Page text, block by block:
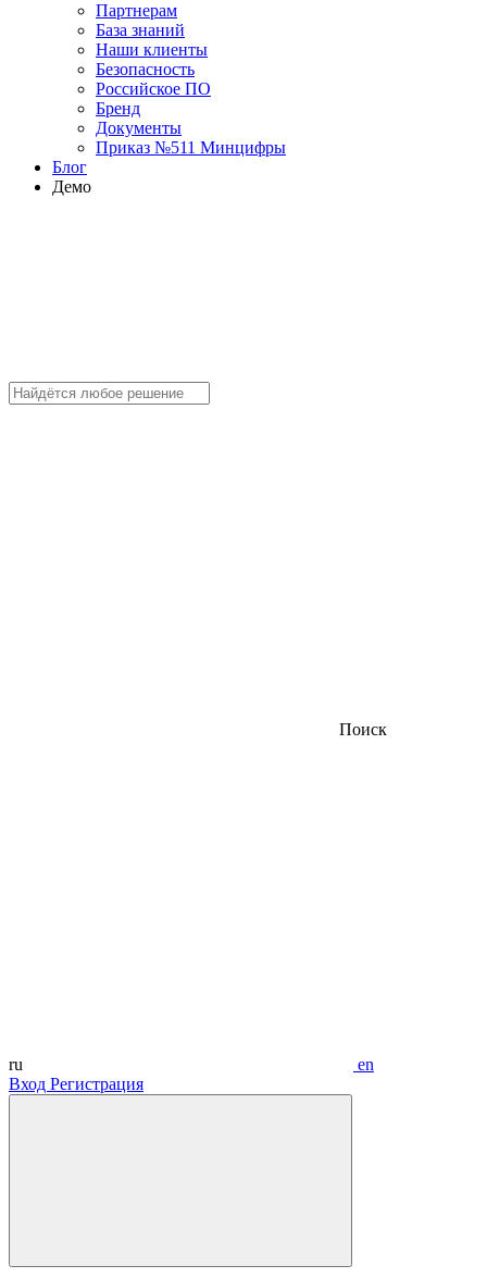
Партнерам
База знаний
Наши клиенты
Безопасность
Российское ПО
Бренд
Документы
Приказ №511 Минцифры
Блог
Демо
Поиск
ru
en
Вход Регистрация